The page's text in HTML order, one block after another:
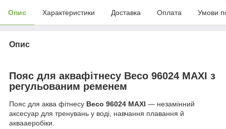
Опис Характеристики Доставка Оплата Умови
Опис
Пояс для аквафітнесу Beco 96024 MAXI з
регульованим ременем
Пояс для аква фітнесу Beco 96024 MAXI — незамінний
аксесуар для тренувань у воді, навчання плавання й
аквааеробіки.